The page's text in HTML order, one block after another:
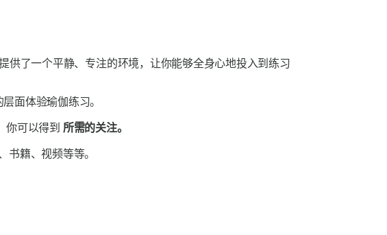
供了一个平静、专注的环境，让你能够全身心地投入到练习
面体验瑜伽练习。
你可以得到 所需的关注。
书籍、视频等等。